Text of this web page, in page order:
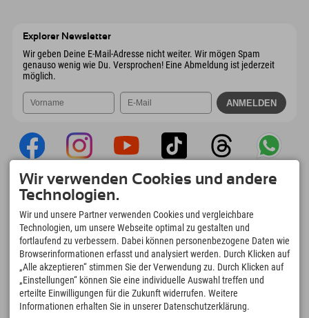
Explorer Newsletter
Wir geben Deine E-Mail-Adresse nicht weiter. Wir mögen Spam
genauso wenig wie Du. Versprochen! Eine Abmeldung ist jederzeit
möglich.
Explorer App
Upload Deiner #ExplorerMoments, Mein
Explorer To Go mit Buchungsübersicht,
Bucketlist, Restaurantübersicht uvm. Jetzt
downloaden!
Zeit für Explorer Moments
166
Bergseen und Erlebnisbäder
4.634km
Pisten zum Skifahren und
Wir verwenden Cookies und andere
Technologien.
Wir und unsere Partner verwenden Cookies und vergleichbare
Technologien, um unsere Webseite optimal zu gestalten und
fortlaufend zu verbessern. Dabei können personenbezogene Daten wie
Browserinformationen erfasst und analysiert werden. Durch Klicken auf
„Alle akzeptieren“ stimmen Sie der Verwendung zu. Durch Klicken auf
„Einstellungen“ können Sie eine individuelle Auswahl treffen und
erteilte Einwilligungen für die Zukunft widerrufen. Weitere
Informationen erhalten Sie in unserer Datenschutzerklärung.